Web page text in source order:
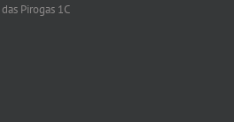
Pirogas 1C